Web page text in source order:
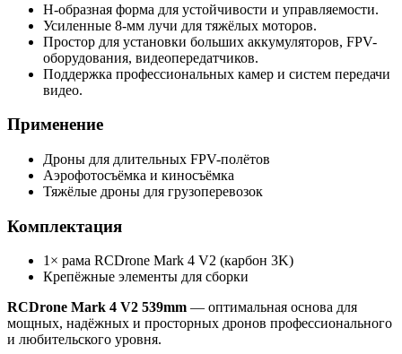
H-образная форма для устойчивости и управляемости.
Усиленные 8-мм лучи для тяжёлых моторов.
Простор для установки больших аккумуляторов, FPV-
оборудования, видеопередатчиков.
Поддержка профессиональных камер и систем передачи
видео.
Применение
Дроны для длительных FPV-полётов
Аэрофотосъёмка и киносъёмка
Тяжёлые дроны для грузоперевозок
Комплектация
1× рама RCDrone Mark 4 V2 (карбон 3K)
Крепёжные элементы для сборки
RCDrone Mark 4 V2 539mm — оптимальная основа для
мощных, надёжных и просторных дронов профессионального
и любительского уровня.